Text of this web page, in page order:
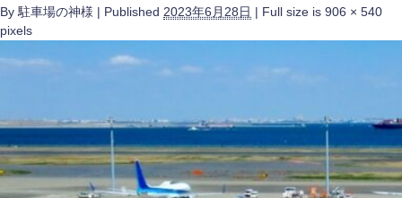
By 駐車場の神様 | Published 2023年6月28日 | Full size is 906 × 540
pixels